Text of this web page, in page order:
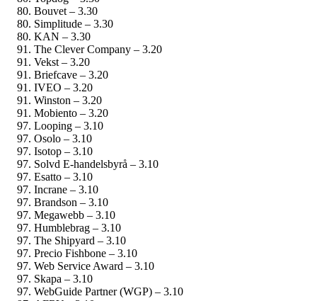
Bouvet – 3.30
Simplitude – 3.30
KAN – 3.30
The Clever Company – 3.20
Vekst – 3.20
Briefcave – 3.20
IVEO – 3.20
Winston – 3.20
Mobiento – 3.20
Looping – 3.10
Osolo – 3.10
Isotop – 3.10
Solvd E-handelsbyrå – 3.10
Esatto – 3.10
Incrane – 3.10
Brandson – 3.10
Megawebb – 3.10
Humblebrag – 3.10
The Shipyard – 3.10
Precio Fishbone – 3.10
Web Service Award – 3.10
Skapa – 3.10
WebGuide Partner (WGP) – 3.10